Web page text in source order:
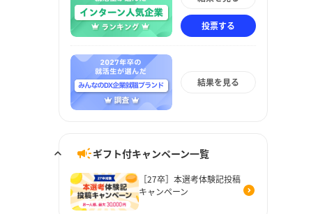
投票する
結果を見る
ギフト付キャンペーン一覧
［27卒］本選考体験記投稿
キャンペーン